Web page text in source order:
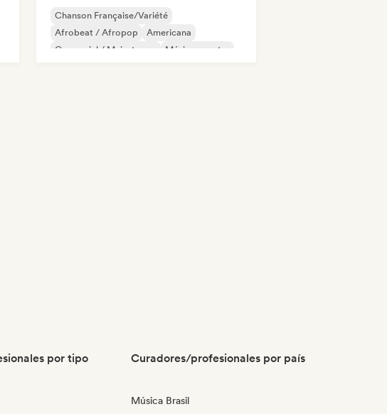
Chanson Française/Variété
Afrobeat / Afropop
Americana
Comercial / Mainstream
Música country
por tipo Curadores/profesionales por país
Música Brasil